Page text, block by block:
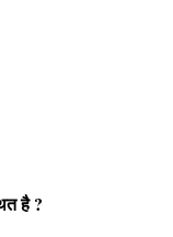
है ?